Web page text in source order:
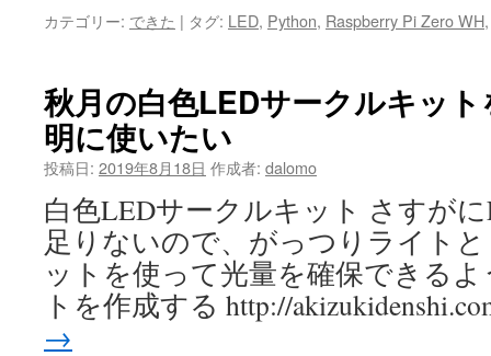
カテゴリー: できた | タグ: LED, Python, Raspberry Pi Zero WH
秋月の白色LEDサークルキッ
明に使いたい
投稿日: 2019年8月18日 作成者: dalomo
白色LEDサークルキット さすが
足りないので、がっつりライト
ットを使って光量を確保できる
トを作成する http://
→